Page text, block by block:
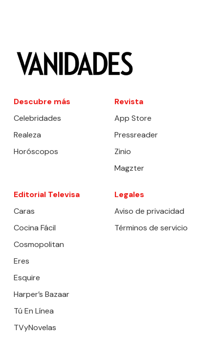
Descubre más
Celebridades
Realeza
Horóscopos
Revista
App Store
Pressreader
Zinio
Magzter
Editorial Televisa
Caras
Cocina Fácil
Cosmopolitan
Eres
Esquire
Harper’s Bazaar
Tú En Línea
TVyNovelas
Legales
Aviso de privacidad
Términos de servicio